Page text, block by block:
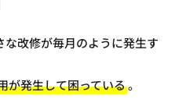
改修が毎月のように発生す
が発生して困っている。